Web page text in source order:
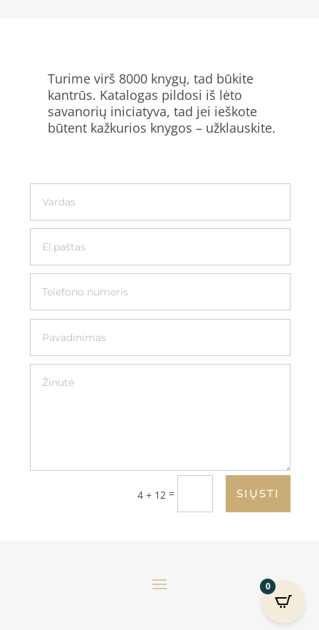
Turime virš 8000 knygų, tad būkite
kantrūs. Katalogas pildosi iš lėto
savanorių iniciatyva, tad jei ieškote
būtent kažkurios knygos – užklauskite.
4 + 12 = SIŲSTI
0